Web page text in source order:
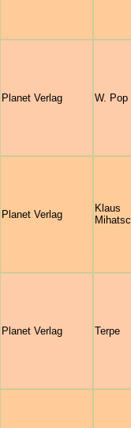
Planet Verlag W. Pop
Planet Verlag
Klaus
Planet Verlag Terpe